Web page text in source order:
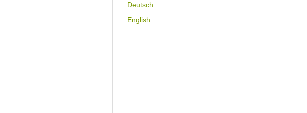
Deutsch
English